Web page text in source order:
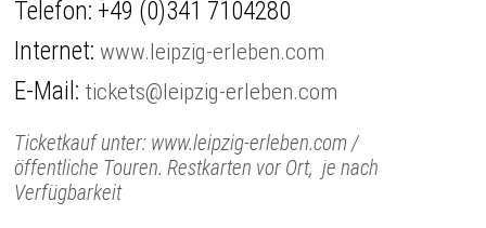
Telefon: +49 (0)341 7104280
Internet:www.leipzig-erleben.com
E-Mail: tickets@leipzig-erleben.com
Ticketkauf unter: www.leipzig-erleben.com /
öffentliche Touren. Restkarten vor Ort, je nach
Verfügbarkeit